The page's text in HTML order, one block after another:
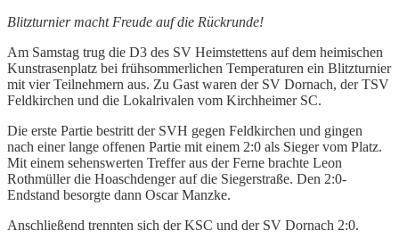
Blitzturnier macht Freude auf die Rückrunde!
Am Samstag trug die D3 des SV Heimstettens auf dem heimischen
Kunstrasenplatz bei frühsommerlichen Temperaturen ein Blitzturnier
mit vier Teilnehmern aus. Zu Gast waren der SV Dornach, der TSV
Feldkirchen und die Lokalrivalen vom Kirchheimer SC.
Die erste Partie bestritt der SVH gegen Feldkirchen und gingen
nach einer lange offenen Partie mit einem 2:0 als Sieger vom Platz.
Mit einem sehenswerten Treffer aus der Ferne brachte Leon
Rothmüller die Hoaschdenger auf die Siegerstraße. Den 2:0-
Endstand besorgte dann Oscar Manzke.
Anschließend trennten sich der KSC und der SV Dornach 2:0.